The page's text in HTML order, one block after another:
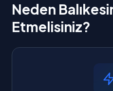
Neden
Etmelisiniz?